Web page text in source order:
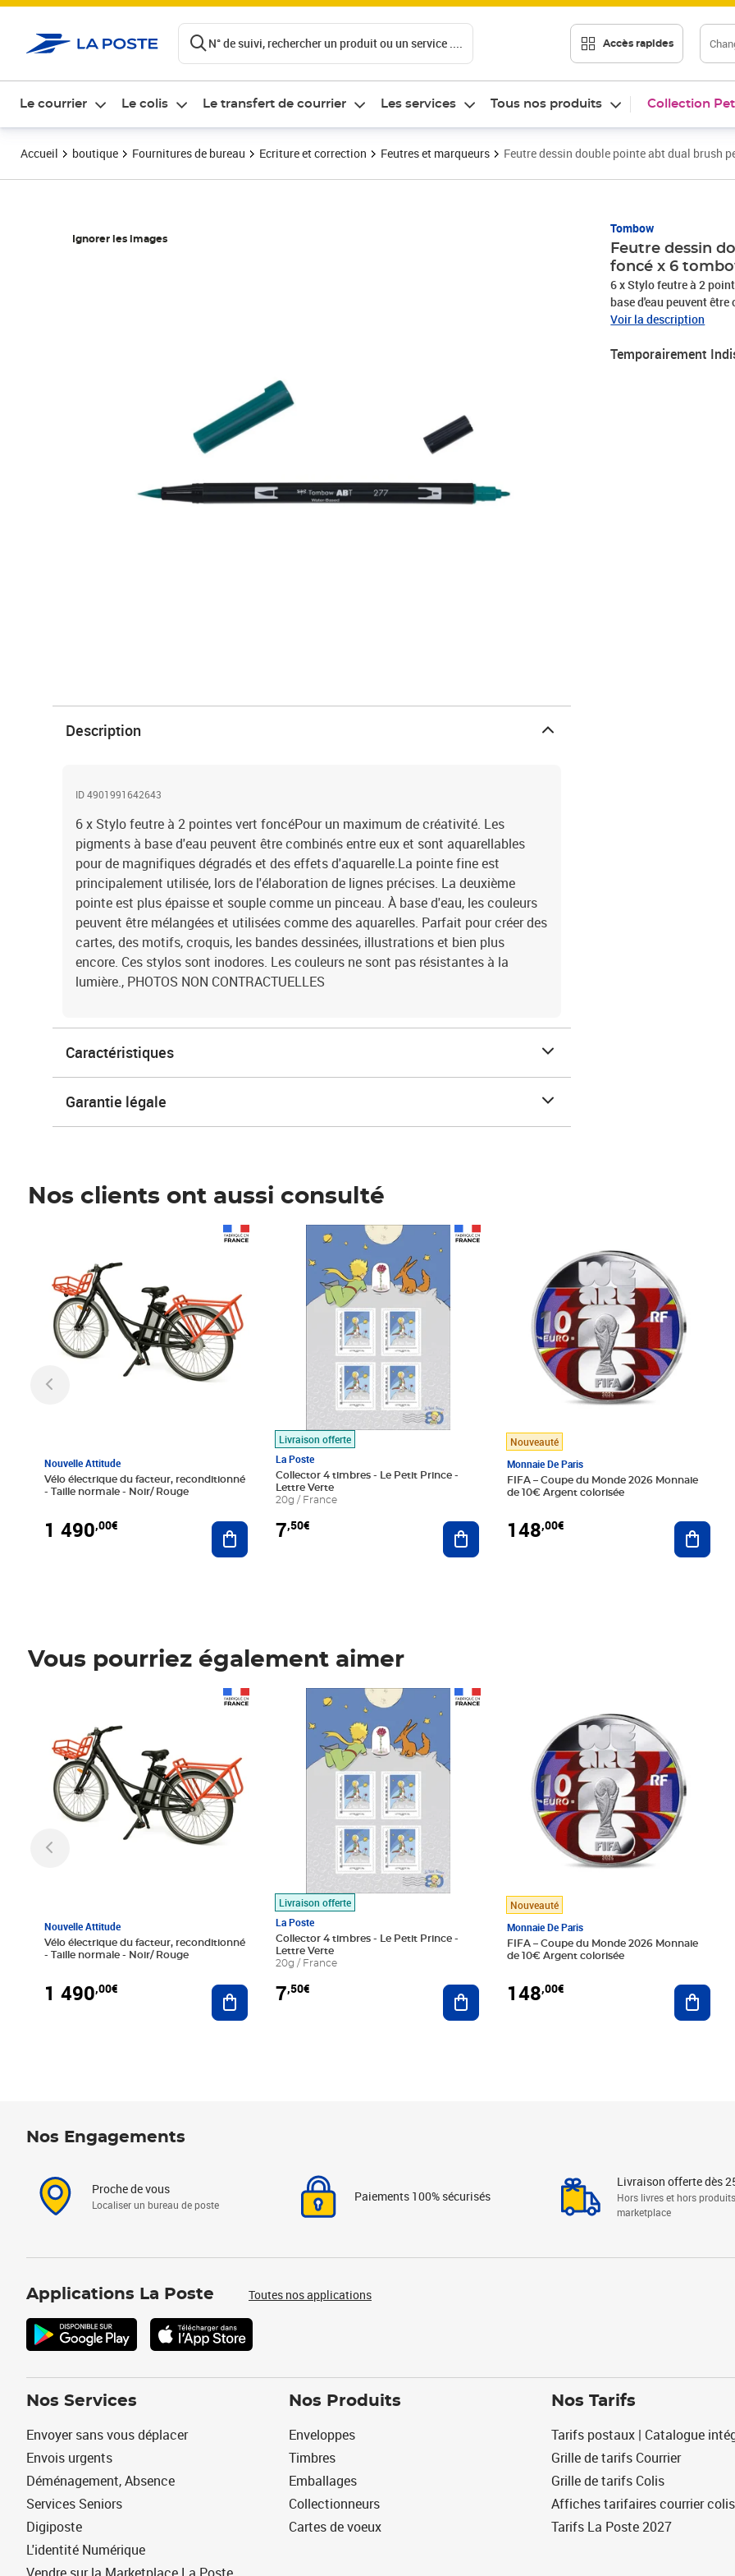
N° de suivi, rechercher un produit ou un service .... Accès rapides
Le courrier Le colis Le transfert de courrier Les services Tous nos produits Collection
Accueil boutique Fournitures de bureau Ecriture et correction Feutres et marqueurs Feutre dessin double pointe abt dual brush
Ignorer les images
Tombow
Feutre dessin
foncé x 6
6 x Stylo feutre à 2
base d'eau peuvent
magnifiques dégradés
et souple comme un
couleurs ne sont pas
Voir la description
Temporairement
Description
ID 4901991642643
6 x Stylo feutre à 2 pointes vert foncéPour un maximum de créativité. Les
pigments à base d'eau peuvent être combinés entre eux et sont aquarellables
pour de magnifiques dégradés et des effets d'aquarelle.La pointe fine est
principalement utilisée, lors de l'élaboration de lignes précises. La deuxième
pointe est plus épaisse et souple comme un pinceau. À base d'eau, les couleurs
peuvent être mélangées et utilisées comme des aquarelles. Parfait pour créer des
cartes, des motifs, croquis, les bandes dessinées, illustrations et bien plus
encore. Ces stylos sont inodores. Les couleurs ne sont pas résistantes à la
lumière., PHOTOS NON CONTRACTUELLES
Caractéristiques
Garantie légale
Nos clients ont aussi consulté
Nouvelle Attitude
Vélo électrique du facteur, reconditionné
- Taille normale - Noir/ Rouge
1 490,00€ Ajouter au panier
Livraison offerte
La Poste
Collector 4 timbres - Le Petit Prince -
Lettre Verte
20g / France
7,50€
Prix 7,50€
Ajouter au panier
Nouveauté
Monnaie De Paris
FIFA – Coupe du Monde 2026 Monnaie
de 10€ Argent colorisée
148,00€
Vous pourriez également aimer
Nouvelle Attitude
Vélo électrique du facteur, reconditionné
- Taille normale - Noir/ Rouge
1 490,00€ Ajouter au panier
Livraison offerte
La Poste
Collector 4 timbres - Le Petit Prince -
Lettre Verte
20g / France
7,50€
Prix 7,50€
Ajouter au panier
Nouveauté
Monnaie De Paris
FIFA – Coupe du Monde 2026 Monnaie
de 10€ Argent colorisée
148,00€
Nos Engagements
Proche de vous
Localiser un bureau de poste
Paiements 100% sécurisés
Livraison offerte dès
Hors livres et hors produits
marketplace
Applications La Poste Toutes nos applications
Nos Services
Envoyer sans vous déplacer
Envois urgents
Déménagement, Absence
Services Seniors
Digiposte
L'identité Numérique
Nos Produits
Enveloppes
Timbres
Emballages
Collectionneurs
Cartes de voeux
Nos Tarifs
Tarifs postaux | Catalogue
Grille de tarifs Courrier
Grille de tarifs Colis
Affiches tarifaires courrier colis
Tarifs La Poste 2027